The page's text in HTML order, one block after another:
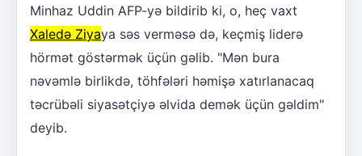
Minhaz Uddin AFP-yə bildirib ki, o, heç vaxt
Xaledə Ziyaya səs verməsə də, keçmiş liderə
hörmət göstərmək üçün gəlib. "Mən bura
nəvəmlə birlikdə, töhfələri həmişə xatırlanacaq
təcrübəli siyasətçiyə əlvida demək üçün gəldim"
deyib.